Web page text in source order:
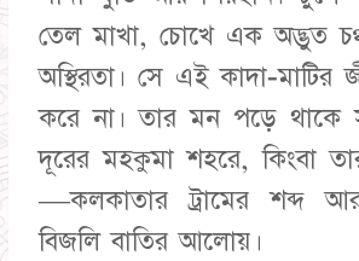
তেল মাখা, চোখে এক অদ্ভুত
অস্থিরতা। সে এই কাদা-মাটির
করে না। তার মন পড়ে থাকে
দূরের মহকুমা শহরে, কিংবা
—কলকাতার ট্রামের শব্দ
বিজলি বাতির আলোয়।